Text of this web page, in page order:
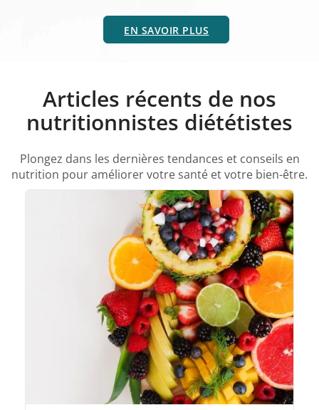
EN SAVOIR PLUS
Articles récents de nos
nutritionnistes diététistes
Plongez dans les dernières tendances et conseils en
nutrition pour améliorer votre santé et votre bien-être.